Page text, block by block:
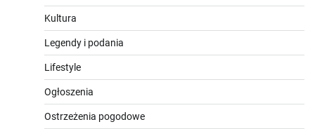
Kultura
Legendy i podania
Lifestyle
Ogłoszenia
Ostrzeżenia pogodowe